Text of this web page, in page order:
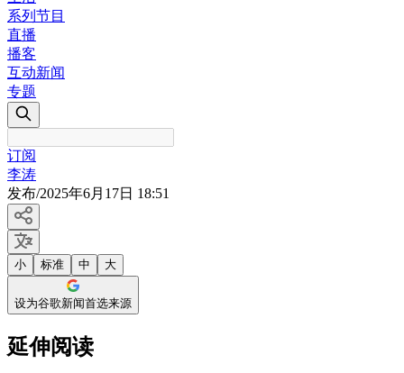
系列节目
直播
播客
互动新闻
专题
订阅
李涛
发布/2025年6月17日 18:51
小 标准 中 大
设为谷歌新闻首选来源
延伸阅读